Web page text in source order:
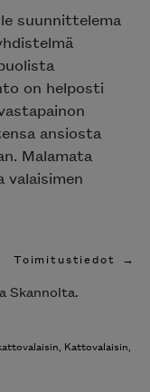
suunnittelema
on helposti
ansiosta
Malamata
Toimitustiedot
Skannolta.
, Kattovalaisin,